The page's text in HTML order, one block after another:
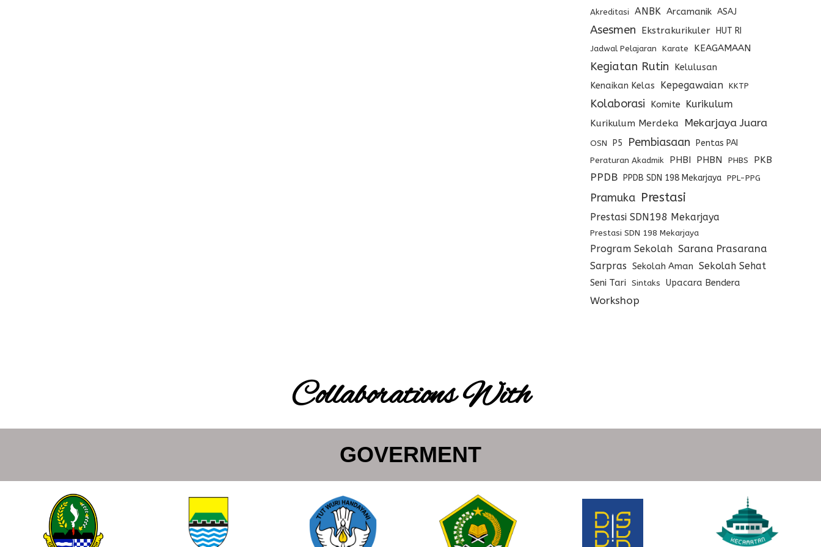
Akreditasi ANBK Arcamanik ASAJ
Asesmen Ekstrakurikuler HUT RI
Jadwal Pelajaran Karate KEAGAMAAN
Kegiatan Rutin
Kelulusan
Kenaikan Kelas
Kepegawaian KKTP
Kolaborasi Komite Kurikulum
Kurikulum Merdeka Mekarjaya Juara
OSN P5 Pembiasaan Pentas PAI
Peraturan Akadmik PHBI PHBN PHBS PKB
PPDB PPDB SDN 198 Mekarjaya PPL-PPG
Pramuka Prestasi
Prestasi SDN198 Mekarjaya
Prestasi SDN 198 Mekarjaya
Program Sekolah Sarana Prasarana
Sarpras Sekolah Aman Sekolah Sehat
Seni Tari
Sintaks Upacara Bendera
Workshop
Collaborations With
GOVERMENT